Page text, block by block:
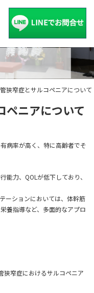
狭窄症とサルコペニアについて
ペニアについて
病率が高く、特に高齢者でそ
能力、QOLが低下しており、
ーションにおいては、体幹筋
養指導など、多面的なアプロ
狭窄症におけるサルコペニア